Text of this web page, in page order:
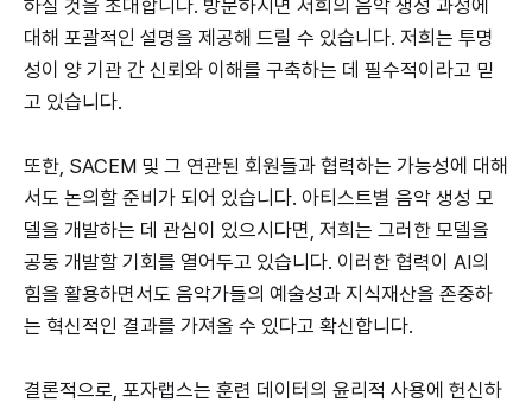
하실 것을 초대합니다. 방문하시면 저희의 음악 생성 과정에
대해 포괄적인 설명을 제공해 드릴 수 있습니다. 저희는 투명
성이 양 기관 간 신뢰와 이해를 구축하는 데 필수적이라고 믿
고 있습니다.
또한, SACEM 및 그 연관된 회원들과 협력하는 가능성에 대해
서도 논의할 준비가 되어 있습니다. 아티스트별 음악 생성 모
델을 개발하는 데 관심이 있으시다면, 저희는 그러한 모델을
공동 개발할 기회를 열어두고 있습니다. 이러한 협력이 AI의
힘을 활용하면서도 음악가들의 예술성과 지식재산을 존중하
는 혁신적인 결과를 가져올 수 있다고 확신합니다.
결론적으로, 포자랩스는 훈련 데이터의 윤리적 사용에 헌신하